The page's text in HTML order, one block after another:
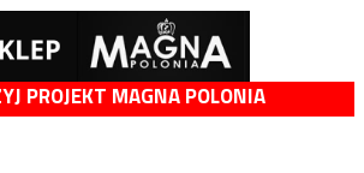
PROJEKT MAGNA POLONIA